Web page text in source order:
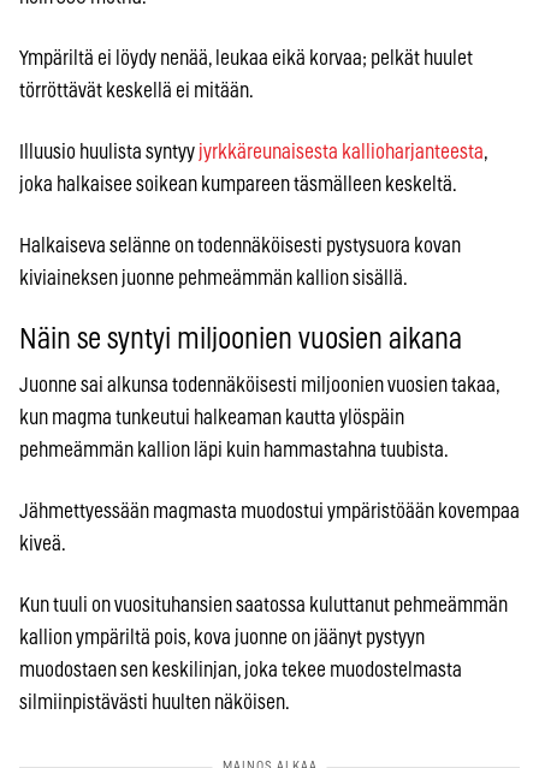
Ympäriltä ei löydy nenää, leukaa eikä korvaa; pelkät huulet
törröttävät keskellä ei mitään.
Illuusio huulista syntyy jyrkkäreunaisesta kallioharjanteesta,
joka halkaisee soikean kumpareen täsmälleen keskeltä.
Halkaiseva selänne on todennäköisesti pystysuora kovan
kiviaineksen juonne pehmeämmän kallion sisällä.
Näin se syntyi miljoonien vuosien aikana
Juonne sai alkunsa todennäköisesti miljoonien vuosien takaa,
kun magma tunkeutui halkeaman kautta ylöspäin
pehmeämmän kallion läpi kuin hammastahna tuubista.
Jähmettyessään magmasta muodostui ympäristöään kovempaa
kiveä.
Kun tuuli on vuosituhansien saatossa kuluttanut pehmeämmän
kallion ympäriltä pois, kova juonne on jäänyt pystyyn
muodostaen sen keskilinjan, joka tekee muodostelmasta
silmiinpistävästi huulten näköisen.